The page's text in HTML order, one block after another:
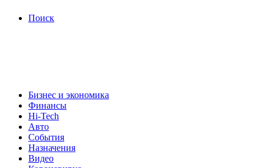
Поиск
Бизнес и экономика
Финансы
Hi-Tech
Авто
События
Назначения
Видео